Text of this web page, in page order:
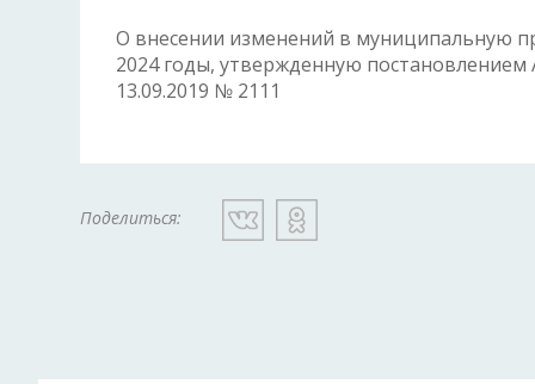
О внесении изменений в муниципальную
2024 годы, утвержденную
13.09.2019 № 2111
Поделиться: